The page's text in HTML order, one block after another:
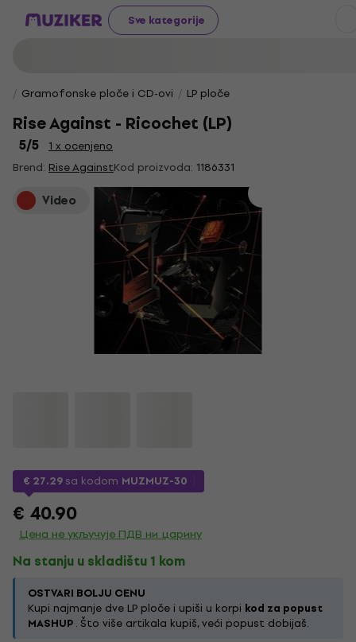
Sve kategorije
Gramofonske ploče i CD-ovi LP ploče
Rise Against - Ricochet (LP)
5/5
1 x ocenjeno
Brend: Rise AgainstKod proizvoda: 1186331
Video
€ 27.29sa kodom MUZMUZ-30
€ 40.90
Цена не укључује ПДВ ни царину
Na stanju u skladištu 1 kom
OSTVARI BOLJU CENU
Kupi najmanje dve LP ploče i upiši u korpi kod za popust
MASHUP. Što više artikala kupiš, veći popust dobijaš.